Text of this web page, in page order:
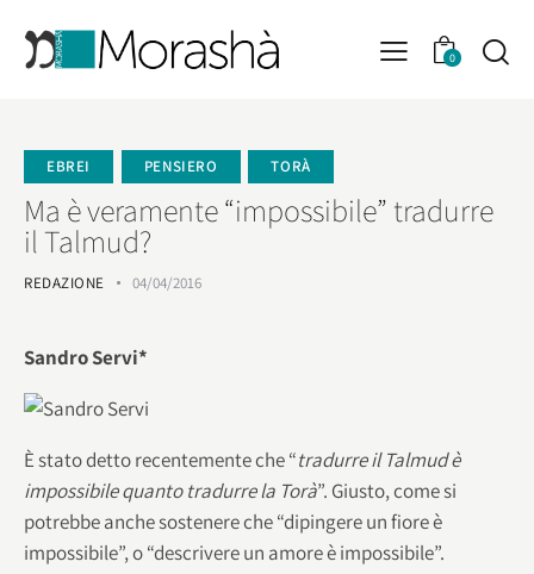
0
EBREI PENSIERO TORÀ
Ma è veramente “impossibile” tradurre
il Talmud?
REDAZIONE 04/04/2016
Sandro Servi*
È stato detto recentemente che “tradurre il Talmud è
impossibile quanto tradurre la Torà”. Giusto, come si
potrebbe anche sostenere che “dipingere un fiore è
impossibile”, o “descrivere un amore è impossibile”.